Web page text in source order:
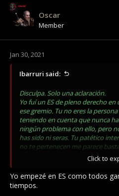
i
o
n
Oscar
Member
Jan 30, 2021
Ibarruri said:
Disculpa. Solo una aclaración.
Yo fuí un ES de pleno derecho
ese gremio. Tu no eres la
teniendo en cuenta que nunca
ningún problema con ello, pero
has sido ni seras. Tu patético
no te pertenecen me parece
honesto. Pero bueno no pasa
Oscar, la cosa no nada para mas
No llores. tomalo como un
No pretendo ser ES, yo no formo
dije que me gusta la camiseta,
Click to
Yo empezé en ES como todos
tiempos.